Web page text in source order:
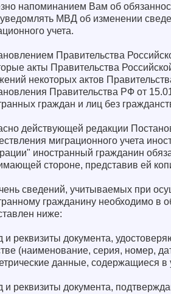
напоминанием Вам об
МВД об изменении
учета.
Правительства
акты Правительства
некоторых актов
Правительства РФ от
граждан и лиц без
действующей редакции
миграционного учета
иностранный гражданин
стороне, представив ей
сведений, учитываемых при
гражданину необходимо в
ниже:
и реквизиты документа,
(наименование, серия, номер,
данные, содержащиеся в
и реквизиты документа,